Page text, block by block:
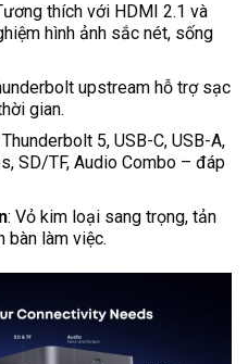
thích với HDMI 2.1 và
hình ảnh sắc nét, sống
upstream hỗ trợ sạc
gian.
5, USB-C, USB-A,
SD/TF, Audio Combo – đáp
: Vỏ kim loại sang trọng, tản
bàn làm việc.